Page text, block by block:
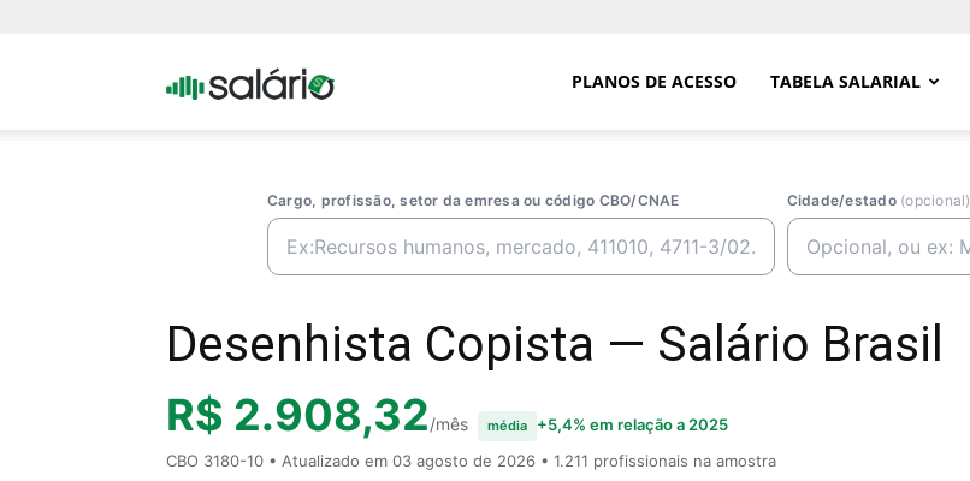
Portal PLANOS DE ACESSO TABELA SALARIAL
Cargo, profissão, setor da emresa ou código CBO/CNAE Cidade/estado (opcional)
Desenhista Copista — Salário Brasil
R$ 2.908,32/mês média
+5,4% em relação a 2025
CBO 3180-10 • Atualizado em 03 agosto de 2026 • 1.211 profissionais na amostra